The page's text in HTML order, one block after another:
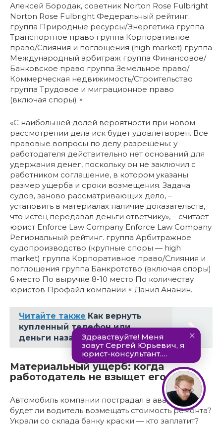
Алексей Бородак, советник Norton Rose Fulbright
Norton Rose Fulbright Федеральный рейтинг.
группа Природные ресурсы/Энергетика группа
Транспортное право группа Корпоративное
право/Слияния и поглощения (high market) группа
Международный арбитраж группа Финансовое/
Банковское право группа Земельное право/
Коммерческая недвижимость/Строительство
группа Трудовое и миграционное право
(включая споры) ×
«С наибольшей долей вероятности при новом
рассмотрении дела иск будет удовлетворен. Все
правовые вопросы по делу разрешены: у
работодателя действительно нет оснований для
удержания денег, поскольку он не заключил с
работником соглашение, в котором указаны
размер ущерба и сроки возмещения. Задача
судов, заново рассматривающих дело, –
установить в материалах наличие доказательств,
что истец передавал деньги ответчику», – считает
юрист Enforce Law Company Enforce Law Company
Региональный рейтинг. группа Арбитражное
судопроизводство (крупные споры — high
market) группа Корпоративное право/Слияния и
поглощения группа Банкротство (включая споры)
6 место По выручке 8-10 место По количеству
юристов Профайл компании × Данил Ананин.
Читайте также Как вернуть
купленный телефон или
деньги назад?
Материальный ущерб: когда
работодатель не взыщет его с вас
Автомобиль компании пострадал в аварии —
будет ли водитель возмещать стоимость ремонта?
Украли со склада банку краски — кто заплатит?